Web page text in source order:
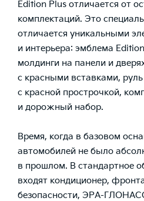
Edition Plus отличается от
комплектаций. Это
отличается уникальными
и интерьера: эмблема
молдинги на панели и
с красными вставками,
с красной прострочкой,
и дорожный набор.
Время, когда в базовом
автомобилей не было
в прошлом. В стандартное
входят кондиционер,
безопасности, ЭРА-